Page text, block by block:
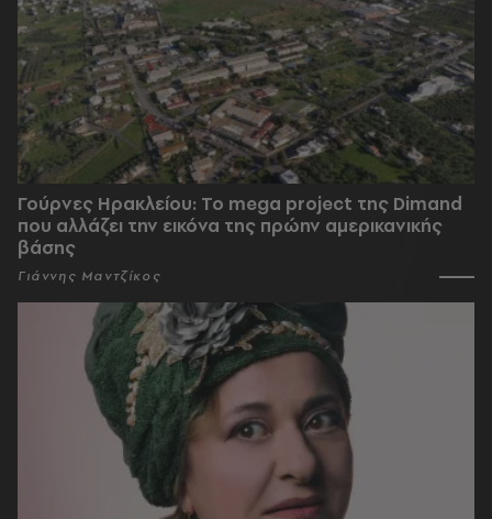
Γούρνες Ηρακλείου: To mega project της Dimand
που αλλάζει την εικόνα της πρώην αμερικανικής
βάσης
Γιάννης Μαντζίκος